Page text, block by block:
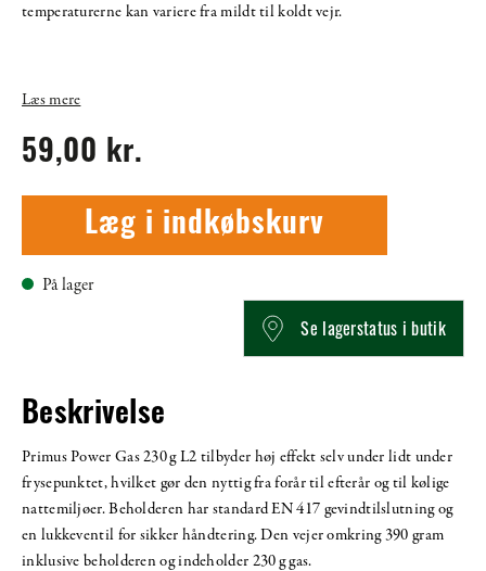
temperaturerne kan variere fra mildt til koldt vejr.
Læs mere
59,00 kr.
Læg i indkøbskurv
På lager
Se lagerstatus i butik
Beskrivelse
Primus Power Gas 230 g L2 tilbyder høj effekt selv under lidt under
frysepunktet, hvilket gør den nyttig fra forår til efterår og til kølige
nattemiljøer. Beholderen har standard EN 417 gevindtilslutning og
en lukkeventil for sikker håndtering. Den vejer omkring 390 gram
inklusive beholderen og indeholder 230 g gas.